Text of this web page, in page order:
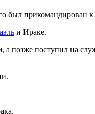
был прикомандирован к
и Ираке.
позже поступил на